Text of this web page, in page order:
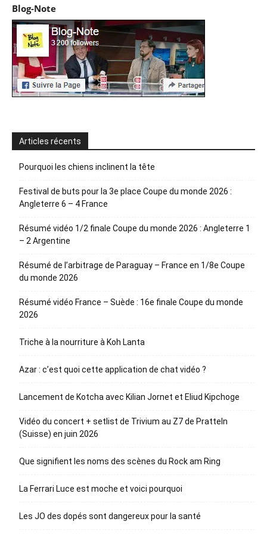
Blog-Note
Articles récents
Pourquoi les chiens inclinent la tête
Festival de buts pour la 3e place Coupe du monde 2026 :
Angleterre 6 – 4 France
Résumé vidéo 1/2 finale Coupe du monde 2026 : Angleterre 1
– 2 Argentine
Résumé de l’arbitrage de Paraguay – France en 1/8e Coupe
du monde 2026
Résumé vidéo France – Suède : 16e finale Coupe du monde
2026
Triche à la nourriture à Koh Lanta
Azar : c’est quoi cette application de chat vidéo ?
Lancement de Kotcha avec Kilian Jornet et Eliud Kipchoge
Vidéo du concert + setlist de Trivium au Z7 de Pratteln
(Suisse) en juin 2026
Que signifient les noms des scènes du Rock am Ring
La Ferrari Luce est moche et voici pourquoi
Les JO des dopés sont dangereux pour la santé